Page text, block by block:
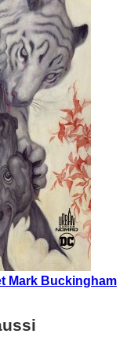
Mark Buckingham